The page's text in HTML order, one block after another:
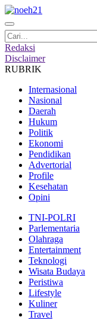
Redaksi
Disclaimer
RUBRIK
Internasional
Nasional
Daerah
Hukum
Politik
Ekonomi
Pendidikan
Advertorial
Profile
Kesehatan
Opini
TNI-POLRI
Parlementaria
Olahraga
Entertainment
Teknologi
Wisata Budaya
Peristiwa
Lifestyle
Kuliner
Travel